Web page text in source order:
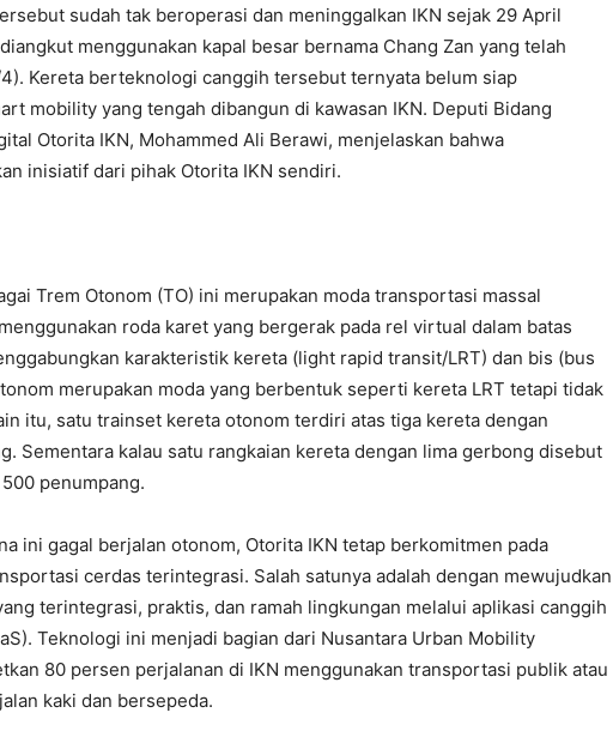
sudah tak beroperasi dan meninggalkan IKN sejak 29 April
menggunakan kapal besar bernama Chang Zan yang telah
Kereta berteknologi canggih tersebut ternyata belum siap
mobility yang tengah dibangun di kawasan IKN. Deputi Bidang
Otorita IKN, Mohammed Ali Berawi, menjelaskan bahwa
inisiatif dari pihak Otorita IKN sendiri.
Trem Otonom (TO) ini merupakan moda transportasi massal
roda karet yang bergerak pada rel virtual dalam batas
karakteristik kereta (light rapid transit/LRT) dan bis (bus
merupakan moda yang berbentuk seperti kereta LRT tetapi tidak
itu, satu trainset kereta otonom terdiri atas tiga kereta dengan
Sementara kalau satu rangkaian kereta dengan lima gerbong disebut
penumpang.
ini gagal berjalan otonom, Otorita IKN tetap berkomitmen pada
cerdas terintegrasi. Salah satunya adalah dengan mewujudkan
terintegrasi, praktis, dan ramah lingkungan melalui aplikasi canggih
Teknologi ini menjadi bagian dari Nusantara Urban Mobility
80 persen perjalanan di IKN menggunakan transportasi publik atau
kaki dan bersepeda.